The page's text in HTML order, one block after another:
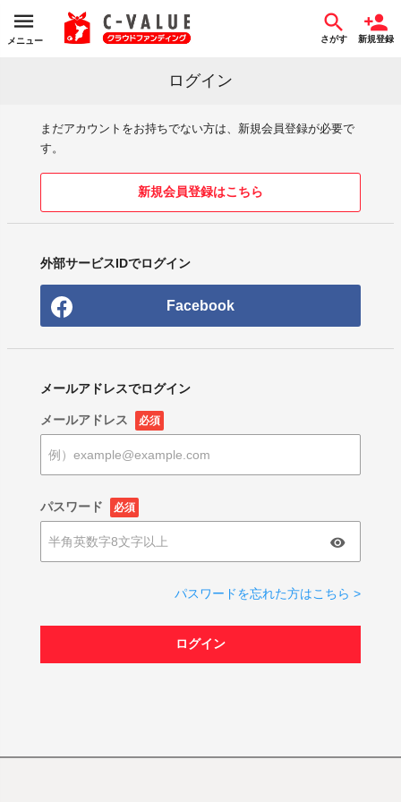
メニュー さがす 新規登録
ログイン
まだアカウントをお持ちでない方は、新規会員登録が必要で
す。
新規会員登録はこちら
外部サービスIDでログイン
Facebook
メールアドレスでログイン
メールアドレス 必須
パスワード 必須
パスワードを忘れた方はこちら >
ログイン